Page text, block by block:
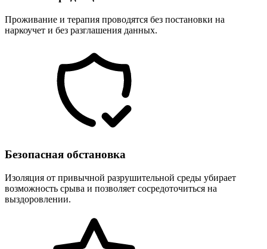
Проживание и терапия проводятся без постановки на
наркоучет и без разглашения данных.
Безопасная обстановка
Изоляция от привычной разрушительной среды убирает
возможность срыва и позволяет сосредоточиться на
выздоровлении.